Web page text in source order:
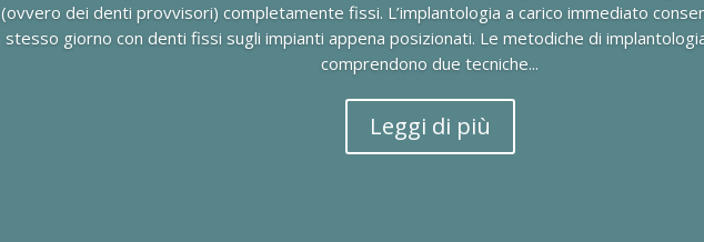
(ovvero dei denti provvisori) completamente fissi. L’implantologia a carico immediato
stesso giorno con denti fissi sugli impianti appena posizionati. Le metodiche di
comprendono due tecniche...
Leggi di più